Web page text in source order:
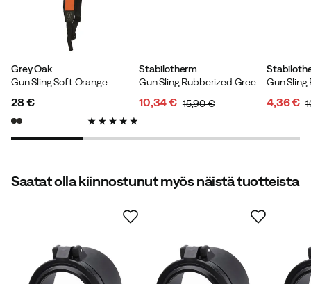
Black
OneSize
Grey Oak
Gun Sling Soft Orange
price
28 €
Stabilotherm
10,34 € 15,90 €
Gun
4,36 €
Saatat olla kiinnostunut myös näistä tuotteista